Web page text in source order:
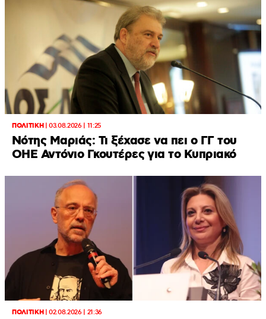
ΠΟΛΙΤΙΚΗ|03.08.2026 | 11:25
Νότης Μαριάς: Τι ξέχασε να πει ο ΓΓ του
ΟΗΕ Αντόνιο Γκουτέρες για το Κυπριακό
ΠΟΛΙΤΙΚΗ|02.08.2026 | 21:36